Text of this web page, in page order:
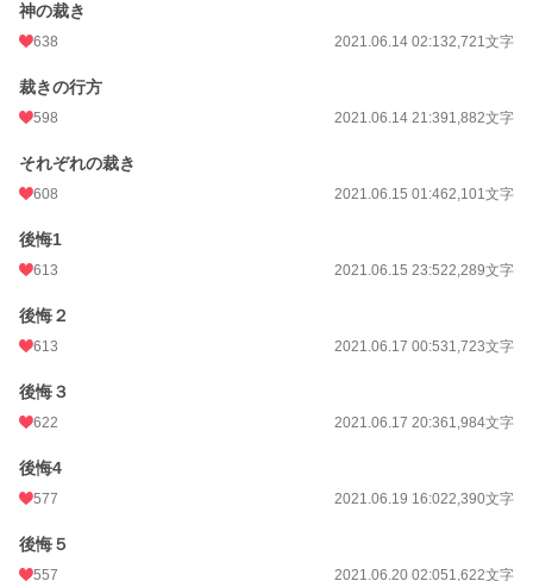
神の裁き
638 2021.06.14 02:132,721文字
裁きの行方
598 2021.06.14 21:391,882文字
それぞれの裁き
608 2021.06.15 01:462,101文字
後悔1
613 2021.06.15 23:522,289文字
後悔２
613 2021.06.17 00:531,723文字
後悔３
622 2021.06.17 20:361,984文字
後悔4
577 2021.06.19 16:022,390文字
後悔５
557 2021.06.20 02:051,622文字